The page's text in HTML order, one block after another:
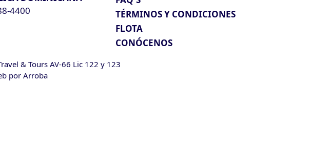
4400
TÉRMINOS Y CONDICIONES
FLOTA
CONÓCENOS
& Tours AV-66 Lic 122 y 123
por Arroba